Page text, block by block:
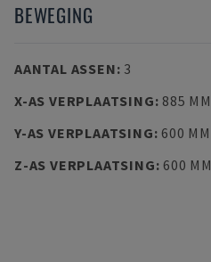
BEWEGING
AANTAL ASSEN: 3
X-AS VERPLAATSING: 885 MM
Y-AS VERPLAATSING: 600 MM
Z-AS VERPLAATSING: 600 MM